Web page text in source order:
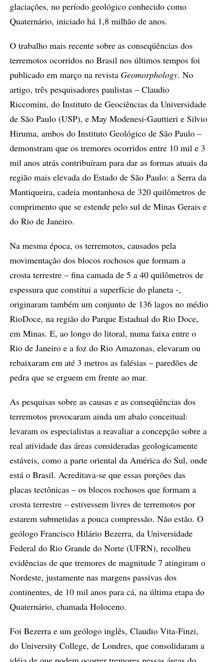
glaciações, no período geológico conhecido como
Quaternário, iniciado há 1,8 milhão de anos.
O trabalho mais recente sobre as conseqüências dos
terremotos ocorridos no Brasil nos últimos tempos foi
publicado em março na revista Geomorphology. No
artigo, três pesquisadores paulistas – Claudio
Riccomini, do Instituto de Geociências da Universidade
de São Paulo (USP), e May Modenesi-Gauttieri e Silvio
Hiruma, ambos do Instituto Geológico de São Paulo –
demonstram que os tremores ocorridos entre 10 mil e 3
mil anos atrás contribuíram para dar as formas atuais da
região mais elevada do Estado de São Paulo: a Serra da
Mantiqueira, cadeia montanhosa de 320 quilômetros de
comprimento que se estende pelo sul de Minas Gerais e
do Rio de Janeiro.
Na mesma época, os terremotos, causados pela
movimentação dos blocos rochosos que formam a
crosta terrestre – fina camada de 5 a 40 quilômetros de
espessura que constitui a superfície do planeta -,
originaram também um conjunto de 136 lagos no médio
RioDoce, na região do Parque Estadual do Rio Doce,
em Minas. E, ao longo do litoral, numa faixa entre o
Rio de Janeiro e a foz do Rio Amazonas, elevaram ou
rebaixaram em até 3 metros as falésias – paredões de
pedra que se erguem em frente ao mar.
As pesquisas sobre as causas e as conseqüências dos
terremotos provocaram ainda um abalo conceitual:
levaram os especialistas a reavaliar a concepção sobre a
real atividade das áreas consideradas geologicamente
estáveis, como a parte oriental da América do Sul, onde
está o Brasil. Acreditava-se que essas porções das
placas tectônicas – os blocos rochosos que formam a
crosta terrestre – estivessem livres de terremotos por
estarem submetidas a pouca compressão. Não estão. O
geólogo Francisco Hilário Bezerra, da Universidade
Federal do Rio Grande do Norte (UFRN), recolheu
evidências de que tremores de magnitude 7 atingiram o
Nordeste, justamente nas margens passivas dos
continentes, de 10 mil anos para cá, na última etapa do
Quaternário, chamada Holoceno.
Foi Bezerra e um geólogo inglês, Claudio Vita-Finzi,
do University College, de Londres, que consolidaram a